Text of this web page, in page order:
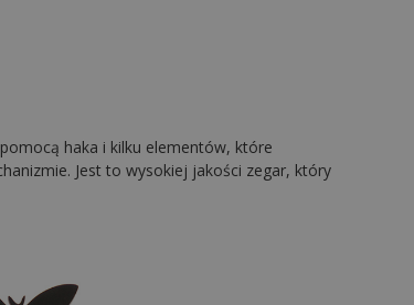
haka i kilku elementów, które
Jest to wysokiej jakości zegar, który